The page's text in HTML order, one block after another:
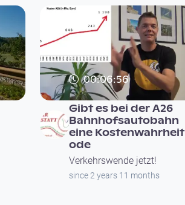
00:06:56
Gibt es bei der A26
Bahnhofsautobahn
eine Kostenwahrheit
ode
Verkehrswende jetzt!
since 2 years 11 months